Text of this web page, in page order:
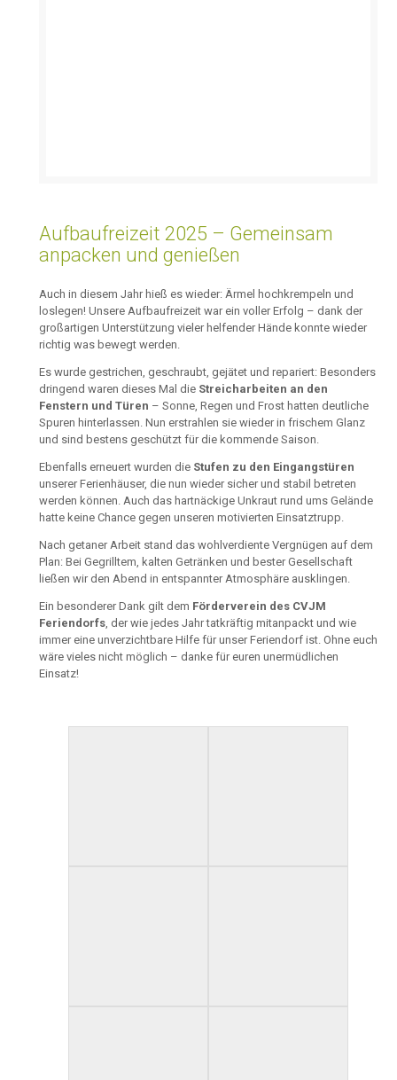
Aufbaufreizeit 2025 – Gemeinsam
anpacken und genießen
Auch in diesem Jahr hieß es wieder: Ärmel hochkrempeln und
loslegen! Unsere Aufbaufreizeit war ein voller Erfolg – dank der
großartigen Unterstützung vieler helfender Hände konnte wieder
richtig was bewegt werden.
Es wurde gestrichen, geschraubt, gejätet und repariert: Besonders
dringend waren dieses Mal die Streicharbeiten an den
Fenstern und Türen – Sonne, Regen und Frost hatten deutliche
Spuren hinterlassen. Nun erstrahlen sie wieder in frischem Glanz
und sind bestens geschützt für die kommende Saison.
Ebenfalls erneuert wurden die Stufen zu den Eingangstüren
unserer Ferienhäuser, die nun wieder sicher und stabil betreten
werden können. Auch das hartnäckige Unkraut rund ums Gelände
hatte keine Chance gegen unseren motivierten Einsatztrupp.
Nach getaner Arbeit stand das wohlverdiente Vergnügen auf dem
Plan: Bei Gegrilltem, kalten Getränken und bester Gesellschaft
ließen wir den Abend in entspannter Atmosphäre ausklingen.
Ein besonderer Dank gilt dem Förderverein des CVJM
Feriendorfs, der wie jedes Jahr tatkräftig mitanpackt und wie
immer eine unverzichtbare Hilfe für unser Feriendorf ist. Ohne euch
wäre vieles nicht möglich – danke für euren unermüdlichen
Einsatz!